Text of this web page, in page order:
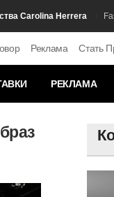
Herrera
Реклама Стать
РЕКЛАМА